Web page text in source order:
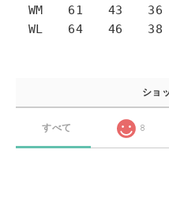
WM 61 43
WL 64 46
ショ
すべて 8